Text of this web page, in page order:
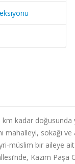
kadar
mahalleyi, sokağı
müslim bir aileye
Kazım